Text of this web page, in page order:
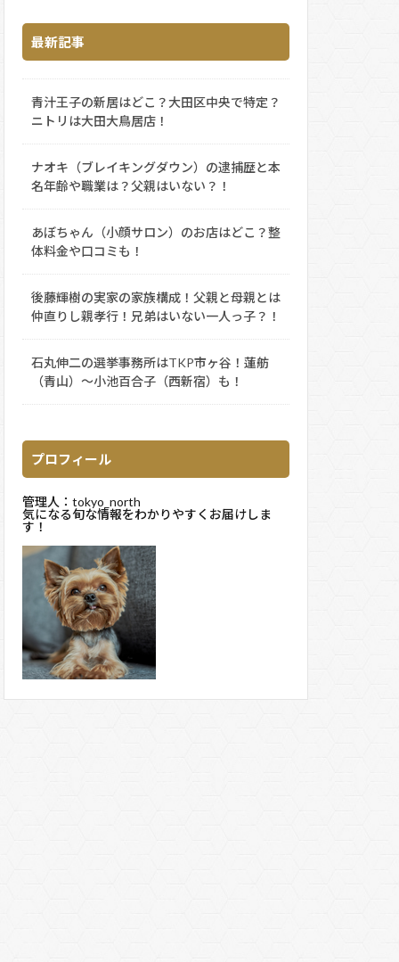
最新記事
青汁王子の新居はどこ？大田区中央で特定？
ニトリは大田大鳥居店！
ナオキ（ブレイキングダウン）の逮捕歴と本
名年齢や職業は？父親はいない？！
あぼちゃん（小顔サロン）のお店はどこ？整
体料金や口コミも！
後藤輝樹の実家の家族構成！父親と母親とは
仲直りし親孝行！兄弟はいない一人っ子？！
石丸伸二の選挙事務所はTKP市ヶ谷！蓮舫
（青山）～小池百合子（西新宿）も！
プロフィール
管理人：tokyo_north
気になる旬な情報をわかりやすくお届けしま
す！